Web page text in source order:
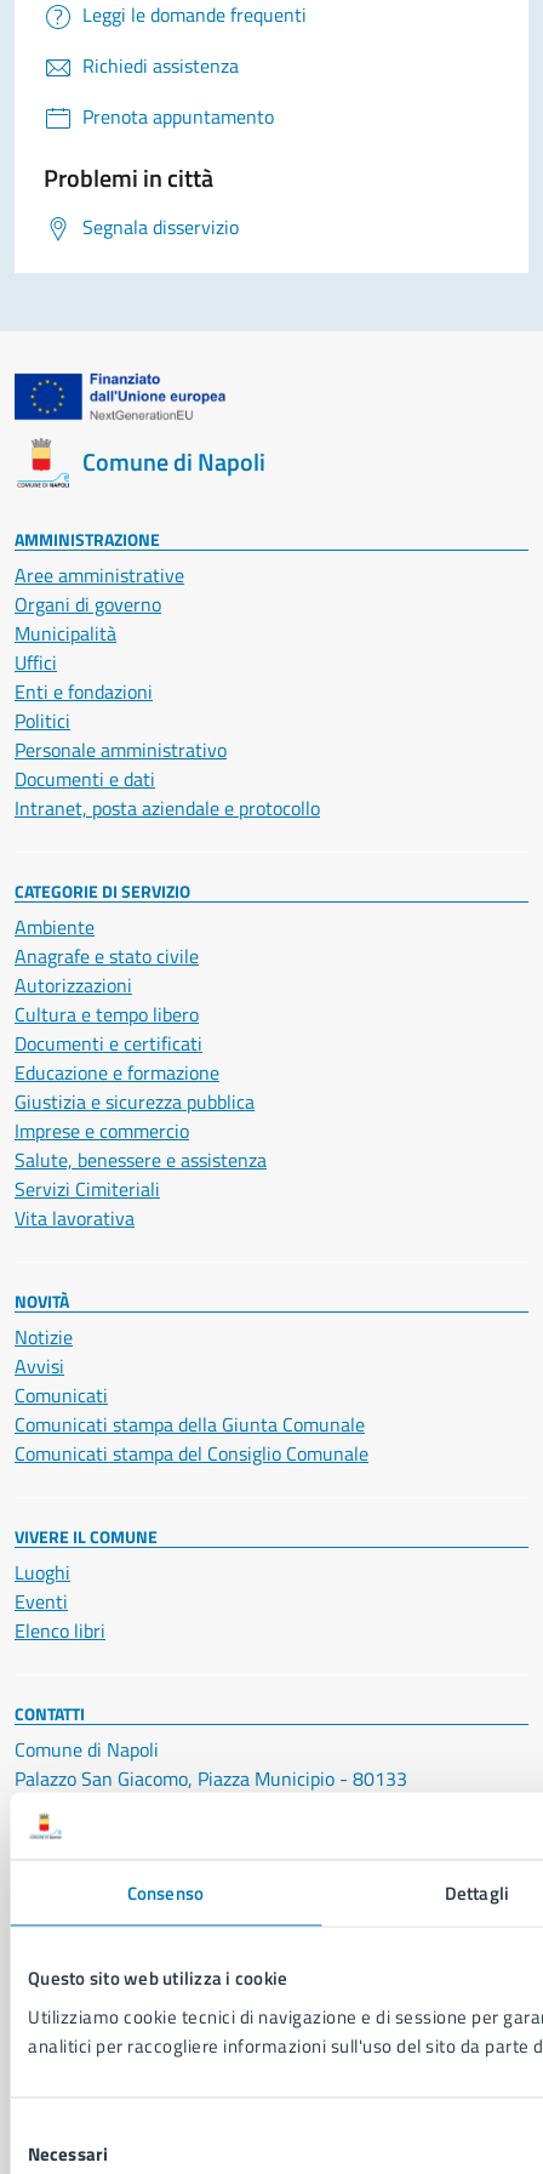
Consenso Dettagli
Questo sito web utilizza i cookie
Utilizziamo cookie tecnici di navigazione e di sessione per
analitici per raccogliere informazioni sull'uso del sito da parte
delNecessari
Leggi le domande frequenti
Richiedi assistenza
Prenota appuntamento
Problemi in città
Segnala disservizio
Comune di Napoli
AMMINISTRAZIONE
Aree amministrative
Organi di governo
Municipalità
Uffici
Enti e fondazioni
Politici
Personale amministrativo
Documenti e dati
Intranet, posta aziendale e protocollo
CATEGORIE DI SERVIZIO
Ambiente
Anagrafe e stato civile
Autorizzazioni
Cultura e tempo libero
Documenti e certificati
Educazione e formazione
Giustizia e sicurezza pubblica
Imprese e commercio
Salute, benessere e assistenza
Servizi Cimiteriali
Vita lavorativa
NOVITÀ
Notizie
Avvisi
Comunicati
Comunicati stampa della Giunta Comunale
Comunicati stampa del Consiglio Comunale
VIVERE IL COMUNE
Luoghi
Eventi
Elenco libri
CONTATTI
Comune di Napoli
Palazzo San Giacomo, Piazza Municipio - 80133
P. IVA: 01207650639
LEI: 8156007FF4DEB97ABA09
PEC:urp@pec.comune.napoli.it
Centralino unico:0817951111
Leggi le FAQ
Richiesta assistenza